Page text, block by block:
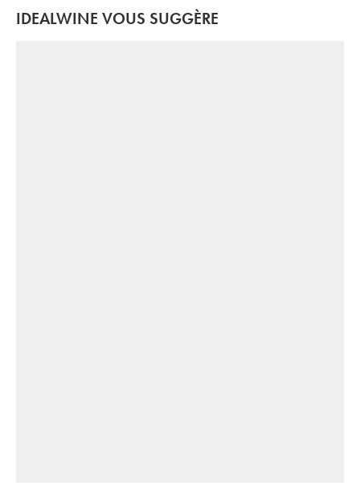
IDEALWINE VOUS SUGGÈRE